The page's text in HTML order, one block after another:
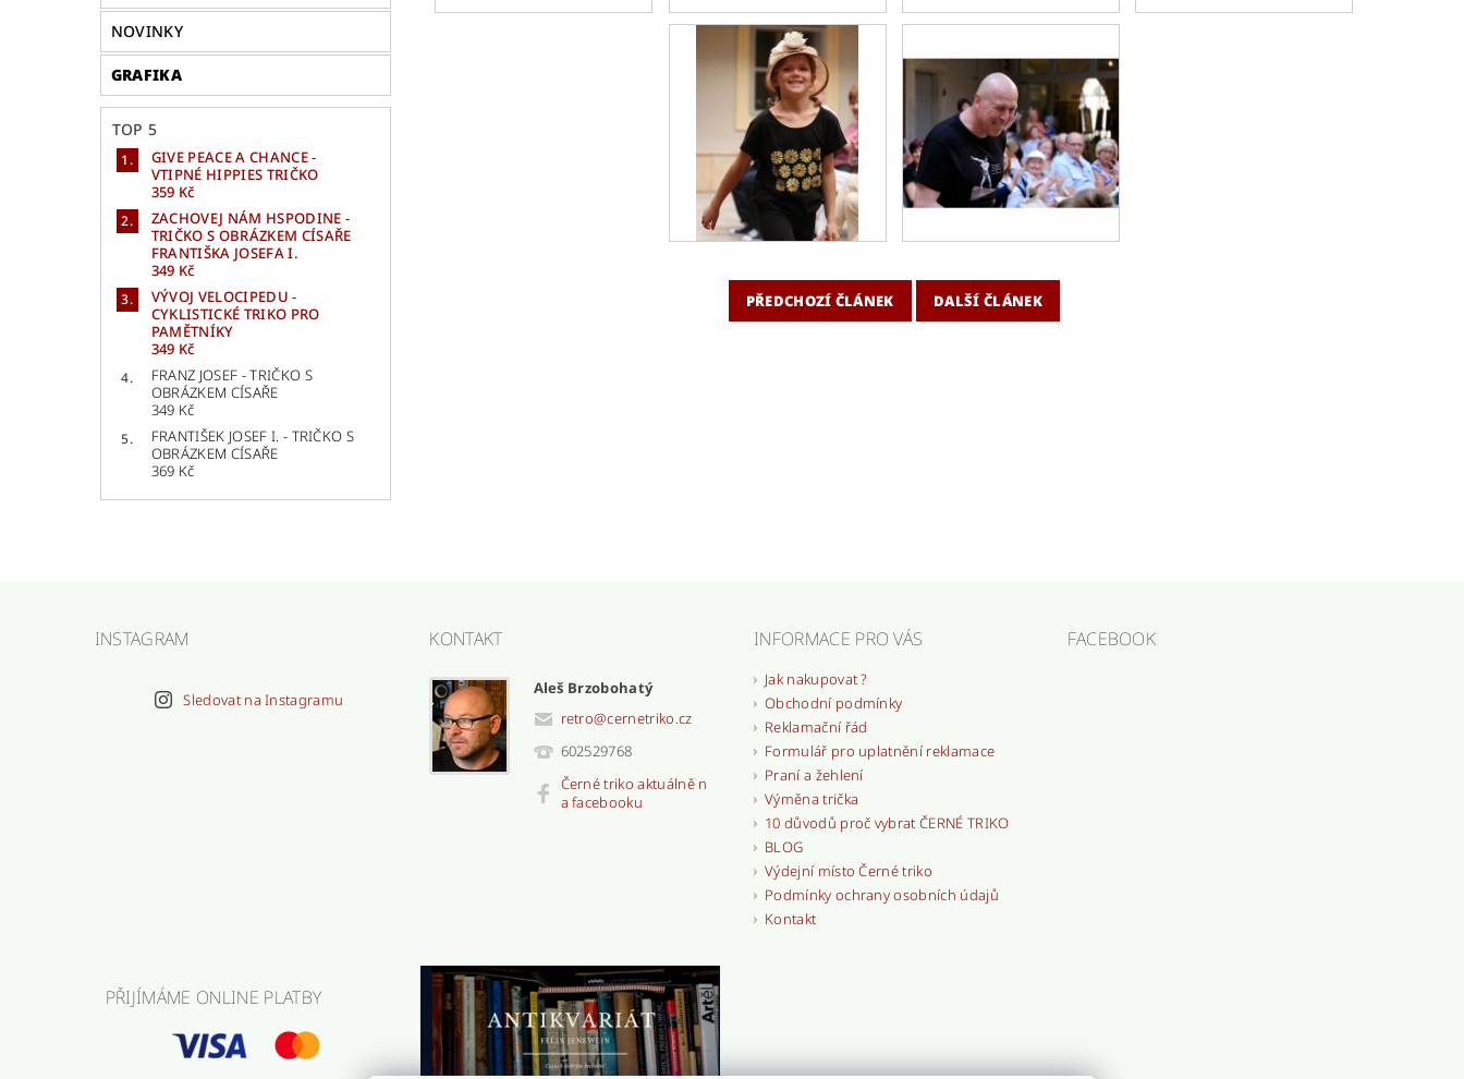
NOVINKY
GRAFIKA
TOP 5
GIVE PEACE A CHANCE -
VTIPNÉ HIPPIES TRIČKO
359 Kč
ZACHOVEJ NÁM HSPODINE -
TRIČKO S OBRÁZKEM CÍSAŘE
FRANTIŠKA JOSEFA I.
349 Kč
VÝVOJ VELOCIPEDU -
CYKLISTICKÉ TRIKO PRO
PAMĚTNÍKY
349 Kč
FRANZ JOSEF - TRIČKO S
OBRÁZKEM CÍSAŘE
349 Kč
FRANTIŠEK JOSEF I. - TRIČKO S
OBRÁZKEM CÍSAŘE
369 Kč
PŘEDCHOZÍ ČLÁNEK DALŠÍ ČLÁNEK
INSTAGRAM
Sledovat na Instagramu
KONTAKT
Aleš Brzobohatý
retro@cernetriko.cz
602529768
Černé triko aktuálně n
a facebooku
INFORMACE PRO VÁS
Jak nakupovat ?
Obchodní podmínky
Reklamační řád
Formulář pro uplatnění reklamace
Praní a žehlení
Výměna trička
10 důvodů proč vybrat ČERNÉ TRIKO
BLOG
Výdejní místo Černé triko
Podmínky ochrany osobních údajů
Kontakt
FACEBOOK
PŘIJÍMÁME ONLINE PLATBY